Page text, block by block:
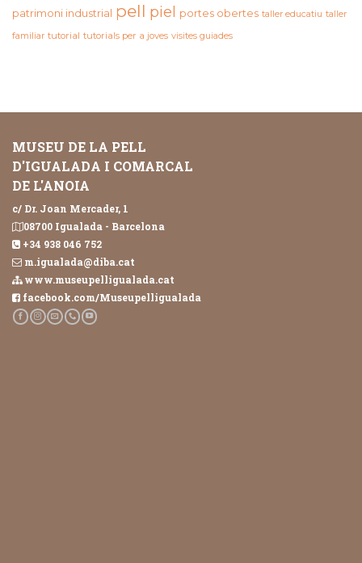
patrimoni industrial pell piel portes obertes taller educatiu taller
familiar tutorial tutorials per a joves visites guiades
MUSEU DE LA PELL
D'IGUALADA I COMARCAL
DE L'ANOIA
c/ Dr. Joan Mercader, 1
08700 Igualada - Barcelona
+34 938 046 752
m.igualada@diba.cat
www.museupelligualada.cat
facebook.com/Museupelligualada